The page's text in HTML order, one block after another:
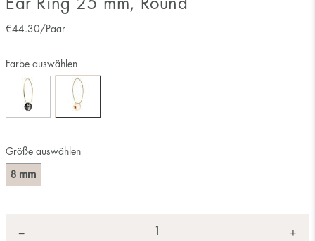
€44.30 /Paar
Größe auswählen
8 mm
Farbe auswählen
− +